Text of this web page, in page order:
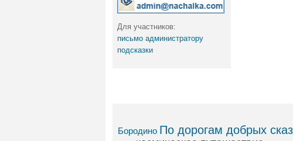
Для участников:
письмо администратору
подсказки
Бородино По дорогам добрых